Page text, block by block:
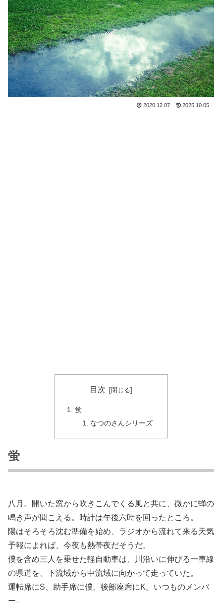
2020.12.07 2025.10.05
目次
蛍
なつのさんシリーズ
蛍
八月。開いた窓から吹きこんでくる風と共に、微かに蝉の
鳴き声が聞こえる。時計は午後六時を回ったところ。
陽はそろそろ沈む準備を始め、ラジオから流れて来る天気
予報によれば、今夜も熱帯夜だそうだ。
僕を含め三人を乗せた軽自動車は、川沿いに伸びる一車線
の県道を、下流域から中流域に向かって走っていた。
運転席にS、助手席に僕、後部座席にK。いつものメンバ
ー。